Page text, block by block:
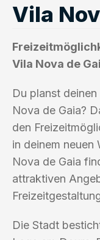
Vila
Vila Nova de
Du planst
Nova de Gaia?
den
in deinem neuen
Nova de Gaia
attraktiven
Die Stadt